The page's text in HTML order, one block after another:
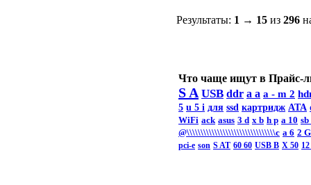
Результаты: 1 → 15 из 296
Что чаще ищут в Прайс-
S A USB ddr a a a - m 2
5 u 5 i для ssd картридж ATA
WiFi ack asus 3 d x b h p a 10 sb
@\\\\\\\\\\\\\\\\\\\\\\\\\\\\\\\\c а 6 2
pci-e son S AT 60 60 USB B X 50